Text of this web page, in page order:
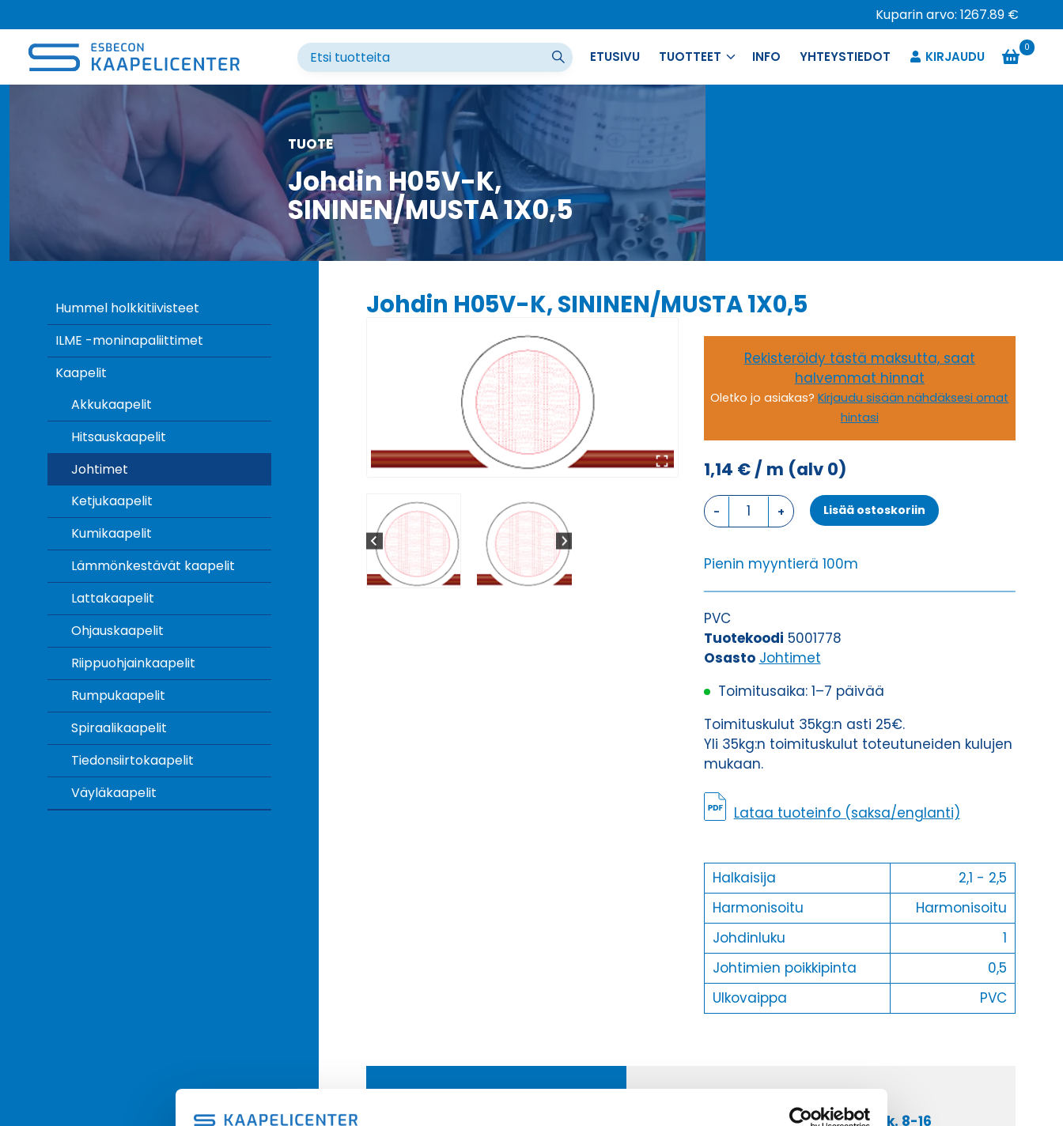
sisältöön
Kuparin arvo: 1267.89 €
ETUSIVU TUOTTEET INFO YHTEYSTIEDOT KIRJAUDU
0
TUOTE
Johdin H05V-K,
SININEN/MUSTA 1X0,5
Hummel holkkitiivisteet
ILME -moninapaliittimet
Kaapelit
Akkukaapelit
Hitsauskaapelit
Johtimet
Ketjukaapelit
Kumikaapelit
Lämmönkestävät kaapelit
Lattakaapelit
Ohjauskaapelit
Riippuohjainkaapelit
Rumpukaapelit
Spiraalikaapelit
Tiedonsiirtokaapelit
Väyläkaapelit
Johdin H05V-K, SININEN/MUSTA 1X0,5
Rekisteröidy tästä maksutta, saat
halvemmat hinnat
Oletko jo asiakas?Kirjaudu sisään nähdäksesi omat
hintasi
1,14 €/ m (alv 0)
Johdin
H05V-
SININEN/MUSTA
Lisää ostoskoriin
Pienin myyntierä 100m
PVC
Tuotekoodi 5001778
Osasto Johtimet
Toimitusaika: 1–7 päivää
Toimituskulut 35kg:n asti 25€.
Yli 35kg:n toimituskulut toteutuneiden kulujen
mukaan.
Lataa tuoteinfo (saksa/englanti)
Halkaisija
2,1 - 2,5
Harmonisoitu
Harmonisoitu
Johdinluku
1
Johtimien poikkipinta
0,5
Ulkovaippa
PVC
Soita asiakaspalveluumme ark. 8-16